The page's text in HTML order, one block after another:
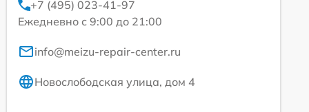
+7 (495) 023-41-97
Ежедневно с 9:00 до 21:00
info@meizu-repair-center.ru
Новослободская улица, дом 4